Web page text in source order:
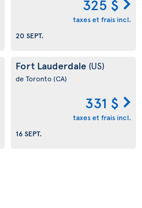
325 $
taxes et frais incl.
20 SEPT.
Fort Lauderdale (US)
de Toronto(CA)
331 $
taxes et frais incl.
16 SEPT.